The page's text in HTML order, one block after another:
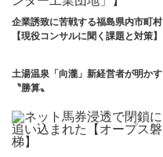
企業誘致に苦戦する福島県内市町村
【現役コンサルに聞く課題と対策】
土湯温泉「向瀧」新経営者が明かす
〝勝算〟